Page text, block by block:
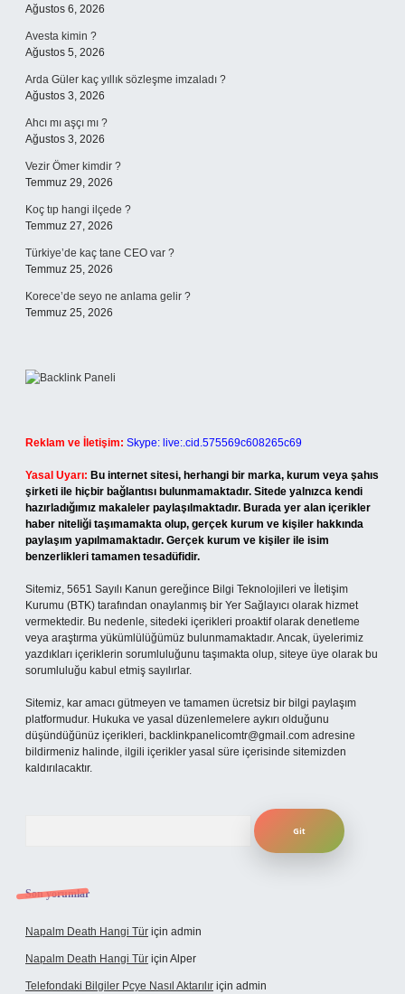
Ağustos 6, 2026
Avesta kimin ?
Ağustos 5, 2026
Arda Güler kaç yıllık sözleşme imzaladı ?
Ağustos 3, 2026
Ahcı mı aşçı mı ?
Ağustos 3, 2026
Vezir Ömer kimdir ?
Temmuz 29, 2026
Koç tıp hangi ilçede ?
Temmuz 27, 2026
Türkiye’de kaç tane CEO var ?
Temmuz 25, 2026
Korece’de seyo ne anlama gelir ?
Temmuz 25, 2026
Reklam ve İletişim: Skype: live:.cid.575569c608265c69
Yasal Uyarı: Bu internet sitesi, herhangi bir marka, kurum veya şahıs
şirketi ile hiçbir bağlantısı bulunmamaktadır. Sitede yalnızca kendi
hazırladığımız makaleler paylaşılmaktadır. Burada yer alan içerikler
haber niteliği taşımamakta olup, gerçek kurum ve kişiler hakkında
paylaşım yapılmamaktadır. Gerçek kurum ve kişiler ile isim
benzerlikleri tamamen tesadüfidir.
Sitemiz, 5651 Sayılı Kanun gereğince Bilgi Teknolojileri ve İletişim
Kurumu (BTK) tarafından onaylanmış bir Yer Sağlayıcı olarak hizmet
vermektedir. Bu nedenle, sitedeki içerikleri proaktif olarak denetleme
veya araştırma yükümlülüğümüz bulunmamaktadır. Ancak, üyelerimiz
yazdıkları içeriklerin sorumluluğunu taşımakta olup, siteye üye olarak bu
sorumluluğu kabul etmiş sayılırlar.
Sitemiz, kar amacı gütmeyen ve tamamen ücretsiz bir bilgi paylaşım
platformudur. Hukuka ve yasal düzenlemelere aykırı olduğunu
düşündüğünüz içerikleri, backlinkpanelicomtr@gmail.com adresine
bildirmeniz halinde, ilgili içerikler yasal süre içerisinde sitemizden
kaldırılacaktır.
Son yorumlar
Napalm Death Hangi Tür için admin
Napalm Death Hangi Tür için Alper
Telefondaki Bilgiler Pcye Nasıl Aktarılır için admin